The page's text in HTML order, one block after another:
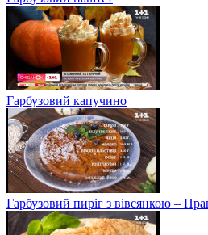
Гарбузовий капучино
Гарбузовий пиріг з вівсянкою –